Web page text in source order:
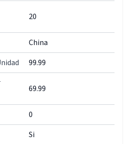
20
China
99.99
69.99
0
Si